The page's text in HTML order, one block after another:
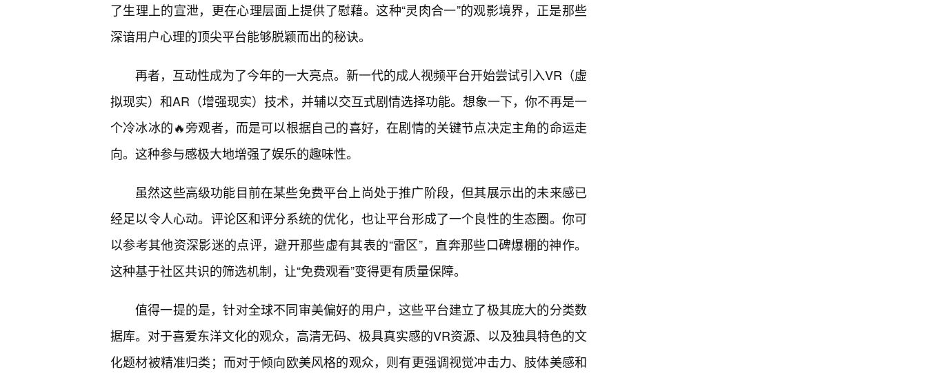
了生理上的宣泄，更在心理层面上提供了慰藉。这种“灵肉合一”的观影境界，正是那些
深谙用户心理的顶尖平台能够脱颖而出的秘诀。
再者，互动性成为了今年的一大亮点。新一代的成人视频平台开始尝试引入VR（虚
拟现实）和AR（增强现实）技术，并辅以交互式剧情选择功能。想象一下，你不再是一
个冷冰冰的🔥旁观者，而是可以根据自己的喜好，在剧情的关键节点决定主角的命运走
向。这种参与感极大地增强了娱乐的趣味性。
虽然这些高级功能目前在某些免费平台上尚处于推广阶段，但其展示出的未来感已
经足以令人心动。评论区和评分系统的优化，也让平台形成了一个良性的生态圈。你可
以参考其他资深影迷的点评，避开那些虚有其表的“雷区”，直奔那些口碑爆棚的神作。
这种基于社区共识的筛选机制，让“免费观看”变得更有质量保障。
值得一提的是，针对全球不同审美偏好的用户，这些平台建立了极其庞大的分类数
据库。对于喜爱东洋文化的观众，高清无码、极具真实感的VR资源、以及独具特色的文
化题材被精准归类；而对于倾向欧美风格的观众，则有更强调视觉冲击力、肢体美感和